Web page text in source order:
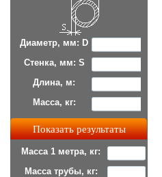
Диаметр, мм: D
Стенка, мм: S
Длина, м:
Масса, кг:
Масса 1 метра, кг:
Масса трубы, кг: